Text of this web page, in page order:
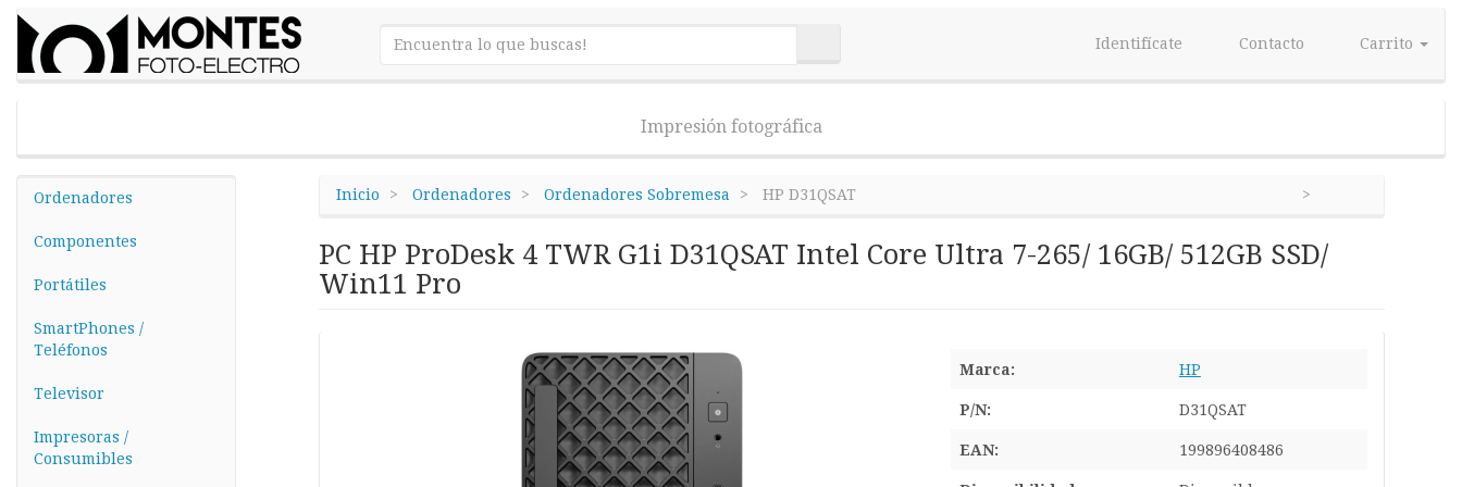
Identifícate Contacto Carrito
Impresión fotográfica
Ordenadores
Componentes
Portátiles
SmartPhones /
Teléfonos
Televisor
Impresoras /
Consumibles
Inicio Ordenadores Ordenadores Sobremesa HP D31QSAT
PC HP ProDesk 4 TWR G1i D31QSAT Intel Core Ultra 7-265/ 16GB/ 512GB SSD/
Win11 Pro
Marca: HP
P/N: D31QSAT
EAN: 199896408486